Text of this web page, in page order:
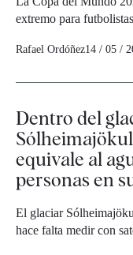
extremo para
Rafael Ordóñez14 / 05 /
Dentro del
equivale al
personas en
El glaciar
hace falta medir con